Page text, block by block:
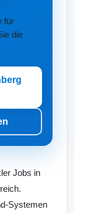
für
die
Jobs in
Systemen